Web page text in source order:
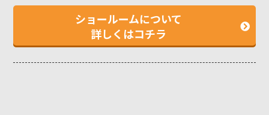
ショールームについて
詳しくはコチラ